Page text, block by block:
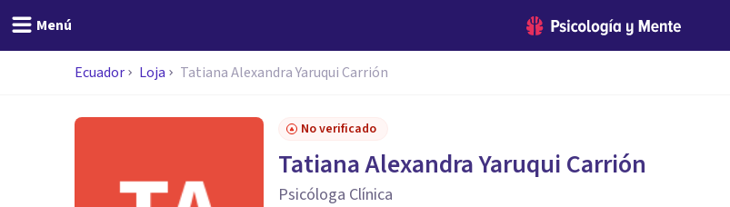
Menú
Ecuador Loja Tatiana Alexandra Yaruqui Carrión
No verificado
Tatiana Alexandra Yaruqui Carrión
Psicóloga Clínica